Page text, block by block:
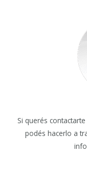
Si querés
podés hacerlo a